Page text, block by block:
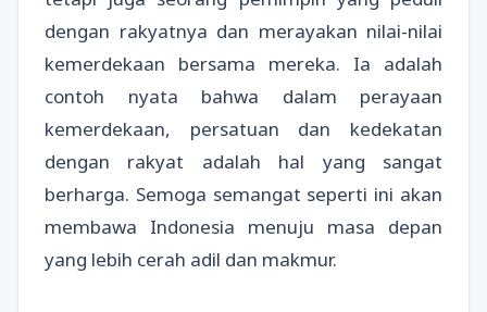
dengan rakyatnya dan merayakan nilai-nilai
kemerdekaan bersama mereka. Ia adalah
contoh nyata bahwa dalam perayaan
kemerdekaan, persatuan dan kedekatan
dengan rakyat adalah hal yang sangat
berharga. Semoga semangat seperti ini akan
membawa Indonesia menuju masa depan
yang lebih cerah adil dan makmur.